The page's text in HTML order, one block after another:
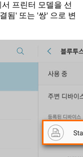
프린터 모델을 선
됨' 또는 '쌍' 으로 변